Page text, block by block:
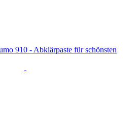
910 - Abklärpaste für schönsten